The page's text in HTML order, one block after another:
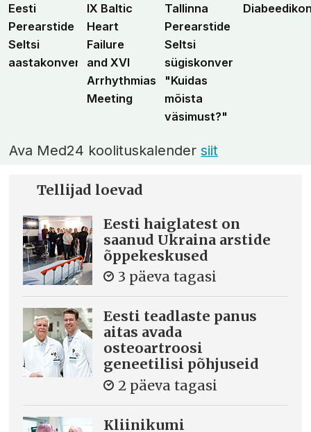
Eesti
Perearstide
Seltsi
aastakonverents
IX Baltic
Heart
Failure
and XVI
Arrhythmias
Meeting
Tallinna
Perearstide
Seltsi
sügiskonverents
"Kuidas
mõista
väsimust?"
Ava Med24 koolituskalendersiit
Tellijad loevad
Eesti haiglatest on
saanud Ukraina arstide
õppekeskused
3 päeva tagasi
Eesti teadlaste panus
aitas avada
osteoartroosi
geneetilisi põhjuseid
2 päeva tagasi
Kliinikumi